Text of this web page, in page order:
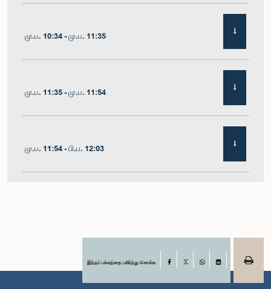
மு.ப. 10:34 - மு.ப. 11:35
மு.ப. 11:35 - மு.ப. 11:54
மு.ப. 11:54 - பி.ப. 12:03
பி.ப. 12:10 - பி.ப. 12:16இந்தப் பக்கத்தை பகிர்ந்து கொள்க Facebook
LinkedIn